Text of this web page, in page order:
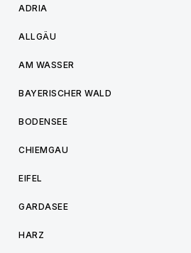
ADRIA
ALLGÄU
AM WASSER
BAYERISCHER WALD
BODENSEE
CHIEMGAU
EIFEL
GARDASEE
HARZ